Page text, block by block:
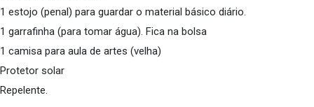
1 estojo (penal) para guardar o material básico diário.
1 garrafinha (para tomar água). Fica na bolsa
1 camisa para aula de artes (velha)
Protetor solar
Repelente.